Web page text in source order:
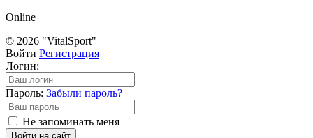
Online
© 2026 "VitalSport"
Войти Регистрация
Логин:
Пароль: Забыли пароль?
Не запоминать меня
Войти на сайт